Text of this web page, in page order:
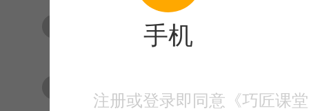
眼睛转场
分屏切换
手机
注册或登录即同意《巧匠课